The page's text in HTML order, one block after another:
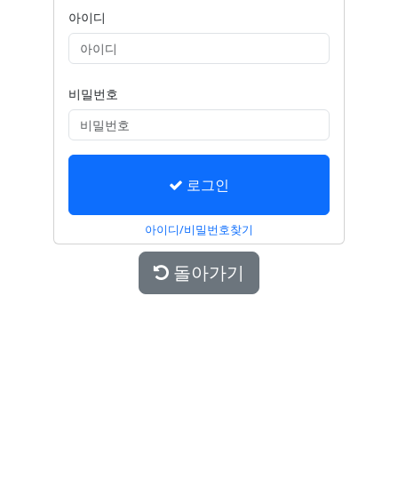
아이디
비밀번호
로그인
아이디/비밀번호찾기
돌아가기